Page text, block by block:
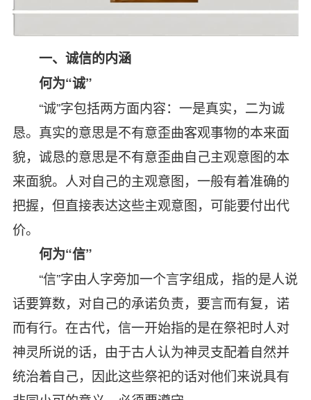
一、诚信的内涵
何为“诚”
“诚”字包括两方面内容：一是真实，二为诚
恳。真实的意思是不有意歪曲客观事物的本来面
貌，诚恳的意思是不有意歪曲自己主观意图的本
来面貌。人对自己的主观意图，一般有着准确的
把握，但直接表达这些主观意图，可能要付出代
价。
何为“信”
“信”字由人字旁加一个言字组成，指的是人说
话要算数，对自己的承诺负责，要言而有复，诺
而有行。在古代，信一开始指的是在祭祀时人对
神灵所说的话，由于古人认为神灵支配着自然并
统治着自己，因此这些祭祀的话对他们来说具有